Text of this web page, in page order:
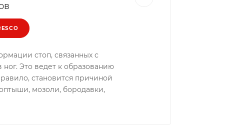
стоп, связанных с
Это ведет к образованию
становится причиной
мозоли, бородавки,